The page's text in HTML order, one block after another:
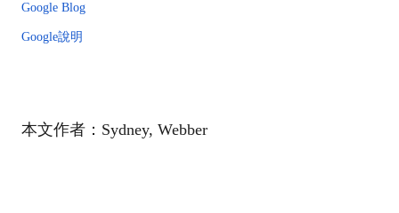
Google Blog
Google說明
本文作者：Sydney, Webber